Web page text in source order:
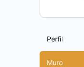
Perfil
Muro